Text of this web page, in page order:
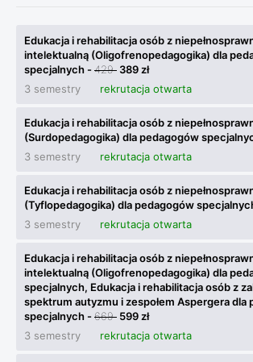
Edukacja i rehabilitacja osób z
intelektualną (Oligofrenopedagogika) dla
specjalnych -429 389 zł
3 semestry
rekrutacja otwarta
Edukacja i rehabilitacja osób z
(Surdopedagogika) dla pedagogów
3 semestry
rekrutacja otwarta
Edukacja i rehabilitacja osób z
(Tyflopedagogika) dla pedagogów
3 semestry
rekrutacja otwarta
Edukacja i rehabilitacja osób z
intelektualną (Oligofrenopedagogika) dla
specjalnych, Edukacja i rehabilitacja osób z
spektrum autyzmu i zespołem Aspergera dla
specjalnych -669 599 zł
3 semestry
rekrutacja otwarta